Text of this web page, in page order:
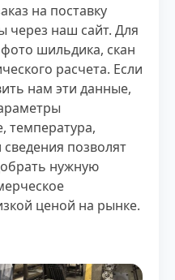
на поставку
через наш сайт. Для
шильдика, скан
расчета. Если
нам эти данные,
температура,
позволят
нужную
ценой на рынке.